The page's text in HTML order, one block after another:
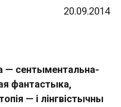
20.09.2014
— сентыментальна-
фантастыка,
— і лінгвістычны